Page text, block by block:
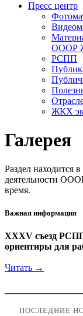
Пресс центр
ОООР
РСПП
ЖКХ
Галерея
Раздел находится
деятельности
время.
Важная информация
XXXV съезд
ориентиры для
Читать →
ПОСЛЕДНИЕ